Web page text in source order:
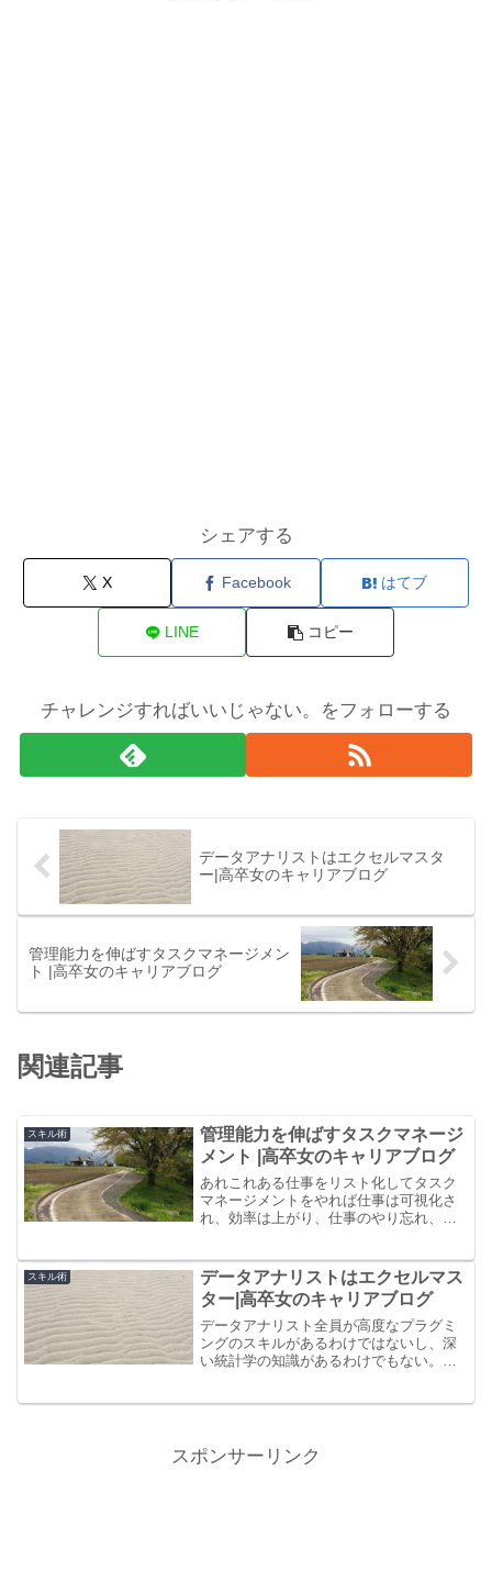
シェアする
X Facebook はてブ
LINE コピー
チャレンジすればいいじゃない。をフォローする
データアナリストはエクセルマスタ
ー|高卒女のキャリアブログ
管理能力を伸ばすタスクマネージメン
ト |高卒女のキャリアブログ
関連記事
スキル術
管理能力を伸ばすタスクマネージ
メント |高卒女のキャリアブログ
あれこれある仕事をリスト化してタスク
マネージメントをやれば仕事は可視化さ
れ、効率は上がり、仕事のやり忘れ、締
ジメントでアップすること間違いなし。
スキル術
データアナリストはエクセルマス
ター|高卒女のキャリアブログ
データアナリスト全員が高度なプラグミ
ングのスキルがあるわけではないし、深
い統計学の知識があるわけでもない。私
スポンサーリンク